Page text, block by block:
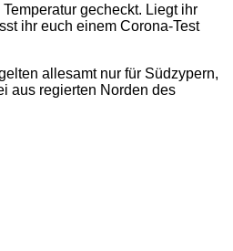
gecheckt. Liegt ihr
ihr euch einem Corona-Test
allesamt nur für Südzypern,
aus regierten Norden des